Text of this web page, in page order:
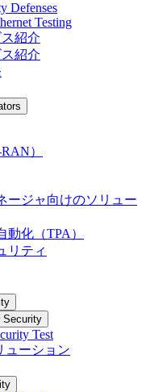
Defenses
Testing
紹介
紹介
）
ージャ向けのソリュー
化（TPA）
リティ
Security
Test
ューション